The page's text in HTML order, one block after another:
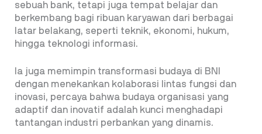
sebuah bank, tetapi juga tempat belajar dan
berkembang bagi ribuan karyawan dari berbagai
latar belakang, seperti teknik, ekonomi, hukum,
hingga teknologi informasi.
Ia juga memimpin transformasi budaya di BNI
dengan menekankan kolaborasi lintas fungsi dan
inovasi, percaya bahwa budaya organisasi yang
adaptif dan inovatif adalah kunci menghadapi
tantangan industri perbankan yang dinamis.